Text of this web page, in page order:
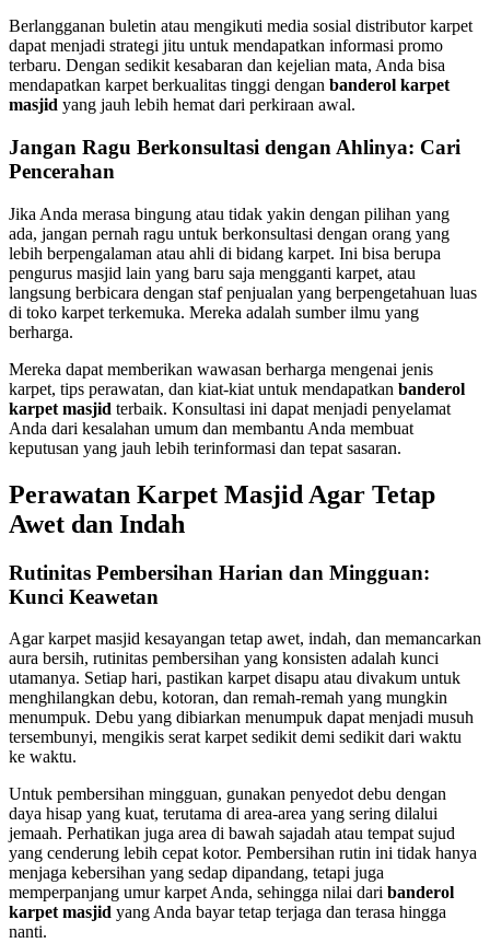
Berlangganan buletin atau mengikuti media sosial distributor karpet
dapat menjadi strategi jitu untuk mendapatkan informasi promo
terbaru. Dengan sedikit kesabaran dan kejelian mata, Anda bisa
mendapatkan karpet berkualitas tinggi dengan banderol karpet
masjid yang jauh lebih hemat dari perkiraan awal.
Jangan Ragu Berkonsultasi dengan Ahlinya: Cari
Pencerahan
Jika Anda merasa bingung atau tidak yakin dengan pilihan yang
ada, jangan pernah ragu untuk berkonsultasi dengan orang yang
lebih berpengalaman atau ahli di bidang karpet. Ini bisa berupa
pengurus masjid lain yang baru saja mengganti karpet, atau
langsung berbicara dengan staf penjualan yang berpengetahuan luas
di toko karpet terkemuka. Mereka adalah sumber ilmu yang
berharga.
Mereka dapat memberikan wawasan berharga mengenai jenis
karpet, tips perawatan, dan kiat-kiat untuk mendapatkan banderol
karpet masjid terbaik. Konsultasi ini dapat menjadi penyelamat
Anda dari kesalahan umum dan membantu Anda membuat
keputusan yang jauh lebih terinformasi dan tepat sasaran.
Perawatan Karpet Masjid Agar Tetap
Awet dan Indah
Rutinitas Pembersihan Harian dan Mingguan:
Kunci Keawetan
Agar karpet masjid kesayangan tetap awet, indah, dan memancarkan
aura bersih, rutinitas pembersihan yang konsisten adalah kunci
utamanya. Setiap hari, pastikan karpet disapu atau divakum untuk
menghilangkan debu, kotoran, dan remah-remah yang mungkin
menumpuk. Debu yang dibiarkan menumpuk dapat menjadi musuh
tersembunyi, mengikis serat karpet sedikit demi sedikit dari waktu
ke waktu.
Untuk pembersihan mingguan, gunakan penyedot debu dengan
daya hisap yang kuat, terutama di area-area yang sering dilalui
jemaah. Perhatikan juga area di bawah sajadah atau tempat sujud
yang cenderung lebih cepat kotor. Pembersihan rutin ini tidak hanya
menjaga kebersihan yang sedap dipandang, tetapi juga
memperpanjang umur karpet Anda, sehingga nilai dari banderol
karpet masjid yang Anda bayar tetap terjaga dan terasa hingga
nanti.